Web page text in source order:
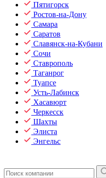
Пятигорск
Ростов-на-Дону
Самара
Саратов
Славянск-на-Кубани
Сочи
Ставрополь
Таганрог
Туапсе
Усть-Лабинск
Хасавюрт
Черкесск
Шахты
Элиста
Энгельс